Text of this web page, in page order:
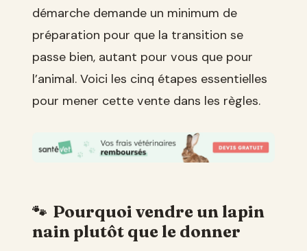
démarche demande un minimum de
préparation pour que la transition se
passe bien, autant pour vous que pour
l’animal. Voici les cinq étapes essentielles
pour mener cette vente dans les règles.
Pourquoi vendre un lapin
nain plutôt que le donner